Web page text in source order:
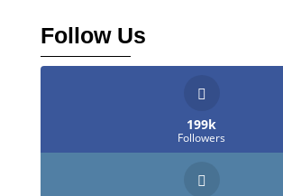
Follow Us
199k
Followers